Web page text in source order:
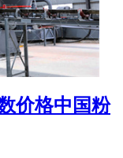
价格中国粉